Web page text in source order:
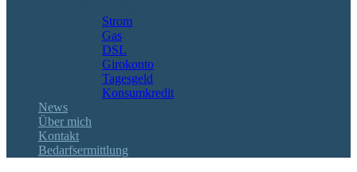
Strom
Gas
DSL
Girokonto
Tagesgeld
Konsumkredit
News
Über mich
Kontakt
Bedarfsermittlung